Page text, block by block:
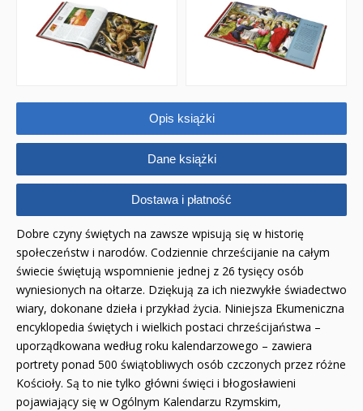
Opis książki
Dane książki
Dostawa i płatność
Dobre czyny świętych na zawsze wpisują się w historię
społeczeństw i narodów. Codziennie chrześcijanie na całym
świecie świętują wspomnienie jednej z 26 tysięcy osób
wyniesionych na ołtarze. Dziękują za ich niezwykłe świadectwo
wiary, dokonane dzieła i przykład życia. Niniejsza Ekumeniczna
encyklopedia świętych i wielkich postaci chrześcijaństwa –
uporządkowana według roku kalendarzowego – zawiera
portrety ponad 500 świątobliwych osób czczonych przez różne
Kościoły. Są to nie tylko główni święci i błogosławieni
pojawiający się w Ogólnym Kalendarzu Rzymskim,